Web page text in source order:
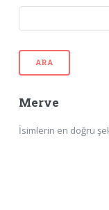
ARA
Merve
İsimlerin en doğru